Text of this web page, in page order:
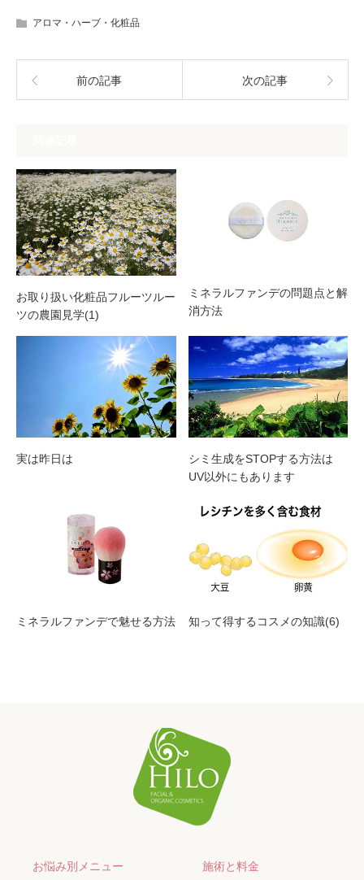
アロマ・ハーブ・化粧品
前の記事 次の記事
お取り扱い化粧品フルーツルー
ツの農園見学(1)
ミネラルファンデの問題点と解
消方法
実は昨日は
シミ生成をSTOPする方法は
UV以外にもあります
ミネラルファンデで魅せる方法 知って得するコスメの知識(6)
お悩み別メニュー 施術と料金